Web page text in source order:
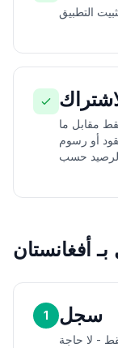
التطبيق
مقابل ما
أو رسوم
بـ أفغانستان
1 سجل
- لا حاجة